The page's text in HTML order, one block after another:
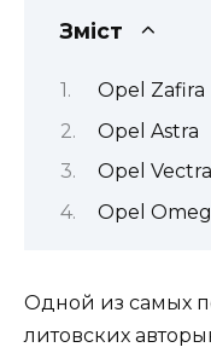
Зміст
Opel Zafira
Opel Astra
Opel Vectra
Opel
Одной из самых
литовских